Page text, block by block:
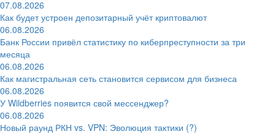
07.08.2026
Как будет устроен депозитарный учёт криптовалют
06.08.2026
Банк России привёл статистику по киберпреступности за три
месяца
06.08.2026
Как магистральная сеть становится сервисом для бизнеса
06.08.2026
У Wildberries появится свой мессенджер?
06.08.2026
Новый раунд РКН vs. VPN: Эволюция тактики (?)